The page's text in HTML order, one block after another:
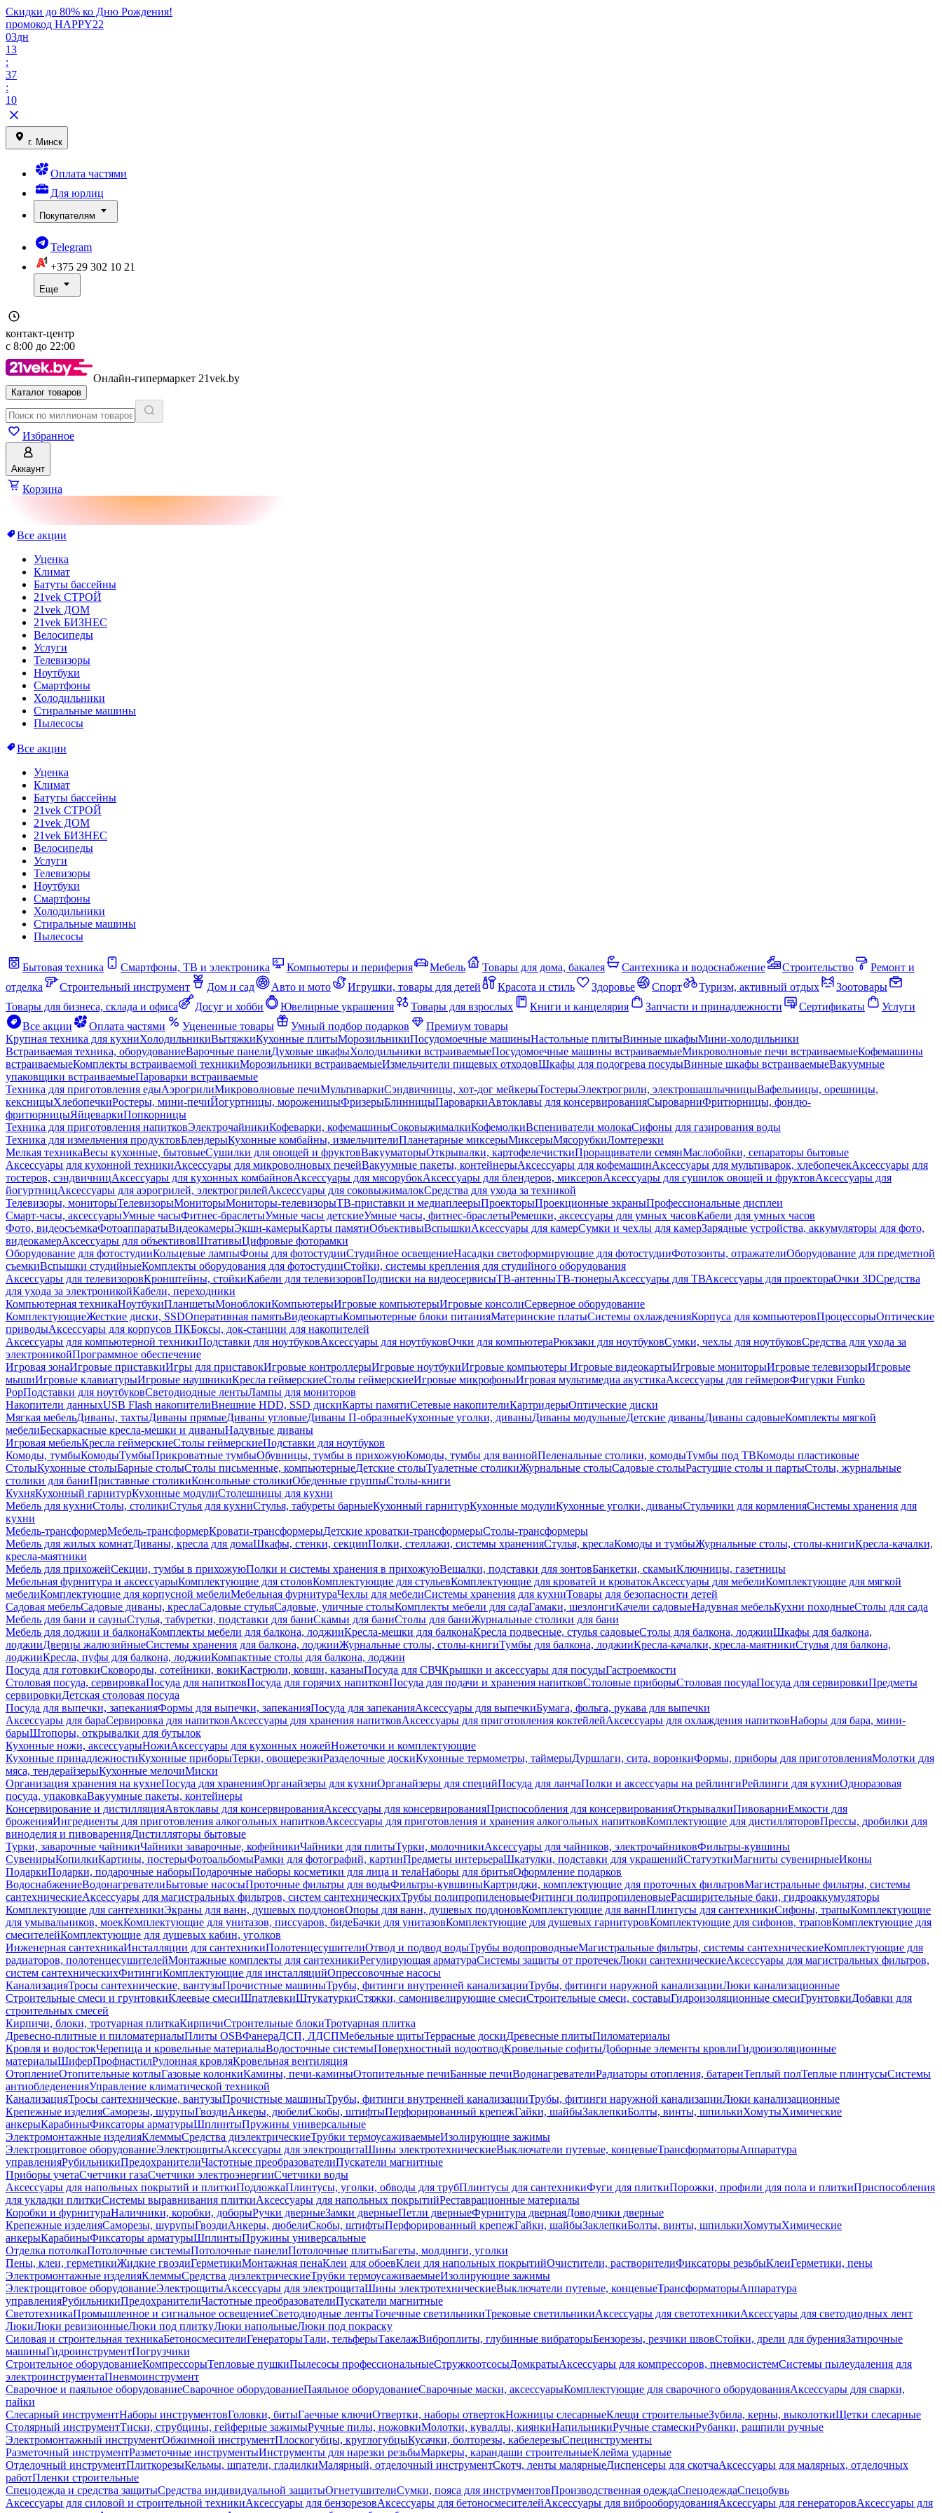
Скидки до 80% ко Дню Рождения!
промокод HAPPY22
03дн
13
:
37
:
10
г. Минск
Оплата частями
Для юрлиц
Покупателям
Telegram
+375 29 302 10 21
Еще
контакт-центр
с 8:00 до 22:00
Онлайн-гипермаркет 21vek.by
Каталог товаров
Избранное
Аккаунт
Корзина
Все акции
Уценка
Климат
Батуты бассейны
21vek СТРОЙ
21vek ДОМ
21vek БИЗНЕС
Велосипеды
Услуги
Телевизоры
Ноутбуки
Смартфоны
Холодильники
Стиральные машины
Пылесосы
Все акции
Уценка
Климат
Батуты бассейны
21vek СТРОЙ
21vek ДОМ
21vek БИЗНЕС
Велосипеды
Услуги
Телевизоры
Ноутбуки
Смартфоны
Холодильники
Стиральные машины
Пылесосы
Бытовая техника Смартфоны, ТВ и электроника Компьютеры и периферия Мебель Товары для дома, бакалея Сантехника и водоснабжение Строительство
Ремонт и
отделка
Строительный инструмент Дом и сад Авто и мото Игрушки, товары для детей Красота и стиль Здоровье Спорт Туризм, активный отдых
Зоотовары
Товары для бизнеса, склада и офиса
Досуг и хобби Ювелирные украшения Товары для взрослых Книги и канцелярия Запчасти и принадлежности Сертификаты
Услуги
Все акции
Оплата частями Уцененные товары Умный подбор подарков
Премиум товары
Крупная техника для кухниХолодильникиВытяжкиКухонные плитыМорозильникиПосудомоечные машиныНастольные плитыВинные шкафыМини-холодильники
Встраиваемая техника, оборудованиеВарочные панелиДуховые шкафыХолодильники встраиваемыеПосудомоечные машины встраиваемыеМикроволновые печи встраиваемыеКофемашины
встраиваемыеКомплекты встраиваемой техникиМорозильники встраиваемыеИзмельчители пищевых отходовШкафы для подогрева посудыВинные шкафы встраиваемыеВакуумные
упаковщики встраиваемыеПароварки встраиваемые
Техника для приготовления едыАэрогрилиМикроволновые печиМультиваркиСэндвичницы, хот-дог мейкерыТостерыЭлектрогрили, электрошашлычницыВафельницы, орешницы,
кексницыХлебопечкиРостеры, мини-печиЙогуртницы, мороженицыФризерыБлинницыПароваркиАвтоклавы для консервированияСыроварниФритюрницы, фондю-
фритюрницыЯйцеваркиПопкорницы
Техника для приготовления напитковЭлектрочайникиКофеварки, кофемашиныСоковыжималкиКофемолкиВспениватели молокаСифоны для газирования воды
Техника для измельчения продуктовБлендерыКухонные комбайны, измельчителиПланетарные миксерыМиксерыМясорубкиЛомтерезки
Мелкая техникаВесы кухонные, бытовыеСушилки для овощей и фруктовВакууматорыОткрывалки, картофелечисткиПроращиватели семянМаслобойки, сепараторы бытовые
Аксессуары для кухонной техникиАксессуары для микроволновых печейВакуумные пакеты, контейнерыАксессуары для кофемашинАксессуары для мультиварок, хлебопечекАксессуары для
тостеров, сэндвичницАксессуары для кухонных комбайновАксессуары для мясорубокАксессуары для блендеров, миксеровАксессуары для сушилок овощей и фруктовАксессуары для
йогуртницАксессуары для аэрогрилей, электрогрилейАксессуары для соковыжималокСредства для ухода за техникой
Телевизоры, мониторыТелевизорыМониторыМониторы-телевизорыТВ-приставки и медиаплеерыПроекторыПроекционные экраныПрофессиональные дисплеи
Смарт-часы, аксессуарыУмные часыФитнес-браслетыУмные часы детскиеУмные часы, фитнес-браслетыРемешки, аксессуары для умных часовКабели для умных часов
Фото, видеосъемкаФотоаппаратыВидеокамерыЭкшн-камерыКарты памятиОбъективыВспышкиАксессуары для камерСумки и чехлы для камерЗарядные устройства, аккумуляторы для фото,
видеокамерАксессуары для объективовШтативыЦифровые фоторамки
Оборудование для фотостудииКольцевые лампыФоны для фотостудииСтудийное освещениеНасадки светоформирующие для фотостудииФотозонты, отражателиОборудование для предметной
съемкиВспышки студийныеКомплекты оборудования для фотостудииСтойки, системы крепления для студийного оборудования
Аксессуары для телевизоровКронштейны, стойкиКабели для телевизоровПодписки на видеосервисыТВ-антенныТВ-тюнерыАксессуары для ТВАксессуары для проектораОчки 3DСредства
для ухода за электроникойКабели, переходники
Компьютерная техникаНоутбукиПланшетыМоноблокиКомпьютерыИгровые компьютерыИгровые консолиСерверное оборудование
КомплектующиеЖесткие диски, SSDОперативная памятьВидеокартыКомпьютерные блоки питанияМатеринские платыСистемы охлажденияКорпуса для компьютеровПроцессорыОптические
приводыАксессуары для корпусов ПКБоксы, док-станции для накопителей
Аксессуары для компьютерной техникиПодставки для ноутбуковАксессуары для ноутбуковОчки для компьютераРюкзаки для ноутбуковСумки, чехлы для ноутбуковСредства для ухода за
электроникойПрограммное обеспечение
Игровая зонаИгровые приставкиИгры для приставокИгровые контроллерыИгровые ноутбукиИгровые компьютеры Игровые видеокартыИгровые мониторыИгровые телевизорыИгровые
мышиИгровые клавиатурыИгровые наушникиКресла геймерскиеСтолы геймерскиеИгровые микрофоныИгровая мультимедиа акустикаАксессуары для геймеровФигурки Funko
PopПодставки для ноутбуковСветодиодные лентыЛампы для мониторов
Накопители данныхUSB Flash накопителиВнешние HDD, SSD дискиКарты памятиСетевые накопителиКартридерыОптические диски
Мягкая мебельДиваны, тахтыДиваны прямыеДиваны угловыеДиваны П-образныеКухонные уголки, диваныДиваны модульныеДетские диваныДиваны садовыеКомплекты мягкой
мебелиБескаркасные кресла-мешки и диваныНадувные диваны
Игровая мебельКресла геймерскиеСтолы геймерскиеПодставки для ноутбуков
Комоды, тумбыКомодыТумбыПрикроватные тумбыОбувницы, тумбы в прихожуюКомоды, тумбы для ваннойПеленальные столики, комодыТумбы под ТВКомоды пластиковые
СтолыКухонные столыБарные столыСтолы письменные, компьютерныеДетские столыТуалетные столикиЖурнальные столыСадовые столыРастущие столы и партыСтолы, журнальные
столики для баниПриставные столикиКонсольные столикиОбеденные группыСтолы-книги
КухняКухонный гарнитурКухонные модулиСтолешницы для кухни
Мебель для кухниСтолы, столикиСтулья для кухниСтулья, табуреты барныеКухонный гарнитурКухонные модулиКухонные уголки, диваныСтульчики для кормленияСистемы хранения для
кухни
Мебель-трансформерМебель-трансформерКровати-трансформерыДетские кроватки-трансформерыСтолы-трансформеры
Мебель для жилых комнатДиваны, кресла для домаШкафы, стенки, секцииПолки, стеллажи, системы храненияСтулья, креслаКомоды и тумбыЖурнальные столы, столы-книгиКресла-качалки,
кресла-маятники
Мебель для прихожейСекции, тумбы в прихожуюПолки и системы хранения в прихожуюВешалки, подставки для зонтовБанкетки, скамьиКлючницы, газетницы
Мебельная фурнитура и аксессуарыКомплектующие для столовКомплектующие для стульевКомплектующие для кроватей и кроватокАксессуары для мебелиКомплектующие для мягкой
мебелиКомплектующие для корпусной мебелиМебельная фурнитураЧехлы для мебелиСистемы хранения для кухниТовары для безопасности детей
Садовая мебельСадовые диваны, креслаСадовые стульяСадовые, уличные столыКомплекты мебели для садаГамаки, шезлонгиКачели садовыеНадувная мебельКухни походныеСтолы для сада
Мебель для бани и сауныСтулья, табуретки, подставки для баниСкамьи для баниСтолы для баниЖурнальные столики для бани
Мебель для лоджии и балконаКомплекты мебели для балкона, лоджииКресла-мешки для балконаКресла подвесные, стулья садовыеСтолы для балкона, лоджииШкафы для балкона,
лоджииДверцы жалюзийныеСистемы хранения для балкона, лоджииЖурнальные столы, столы-книгиТумбы для балкона, лоджииКресла-качалки, кресла-маятникиСтулья для балкона,
лоджииКресла, пуфы для балкона, лоджииКомпактные столы для балкона, лоджии
Посуда для готовкиСковороды, сотейники, вокиКастрюли, ковши, казаныПосуда для СВЧКрышки и аксессуары для посудыГастроемкости
Столовая посуда, сервировкаПосуда для напитковПосуда для горячих напитковПосуда для подачи и хранения напитковСтоловые приборыСтоловая посудаПосуда для сервировкиПредметы
сервировкиДетская столовая посуда
Посуда для выпечки, запеканияФормы для выпечки, запеканияПосуда для запеканияАксессуары для выпечкиБумага, фольга, рукава для выпечки
Аксессуары для бараСервировка для напитковАксессуары для хранения напитковАксессуары для приготовления коктейлейАксессуары для охлаждения напитковНаборы для бара, мини-
барыШтопоры, открывалки для бутылок
Кухонные ножи, аксессуарыНожиАксессуары для кухонных ножейНожеточки и комплектующие
Кухонные принадлежностиКухонные приборыТерки, овощерезкиРазделочные доскиКухонные термометры, таймерыДуршлаги, сита, воронкиФормы, приборы для приготовленияМолотки для
мяса, тендерайзерыКухонные мелочиМиски
Организация хранения на кухнеПосуда для храненияОрганайзеры для кухниОрганайзеры для специйПосуда для ланчаПолки и аксессуары на рейлингиРейлинги для кухниОдноразовая
посуда, упаковкаВакуумные пакеты, контейнеры
Консервирование и дистилляцияАвтоклавы для консервированияАксессуары для консервированияПриспособления для консервированияОткрывалкиПивоварниЕмкости для
броженияИнгредиенты для приготовления алкогольных напитковАксессуары для приготовления и хранения алкогольных напитковКомплектующие для дистилляторовПрессы, дробилки для
виноделия и пивоваренияДистилляторы бытовые
Турки, заварочные чайникиЧайники заварочные, кофейникиЧайники для плитыТурки, молочникиАксессуары для чайников, электрочайниковФильтры-кувшины
СувенирыКопилкиКартины, постерыФотоальбомыРамки для фотографий, картинПредметы интерьераШкатулки, подставки для украшенийСтатуэткиМагниты сувенирныеИконы
ПодаркиПодарки, подарочные наборыПодарочные наборы косметики для лица и телаНаборы для бритьяОформление подарков
ВодоснабжениеВодонагревателиБытовые насосыПроточные фильтры для водыФильтры-кувшиныКартриджи, комплектующие для проточных фильтровМагистральные фильтры, системы
сантехническиеАксессуары для магистральных фильтров, систем сантехническихТрубы полипропиленовыеФитинги полипропиленовыеРасширительные баки, гидроаккумуляторы
Комплектующие для сантехникиЭкраны для ванн, душевых поддоновОпоры для ванн, душевых поддоновКомплектующие для ваннПлинтусы для сантехникиСифоны, трапыКомплектующие
для умывальников, моекКомплектующие для унитазов, писсуаров, бидеБачки для унитазовКомплектующие для душевых гарнитуровКомплектующие для сифонов, траповКомплектующие для
смесителейКомплектующие для душевых кабин, уголков
Инженерная сантехникаИнсталляции для сантехникиПолотенцесушителиОтвод и подвод водыТрубы водопроводныеМагистральные фильтры, системы сантехническиеКомплектующие для
радиаторов, полотенцесушителейМонтажные комплекты для сантехникиРегулирующая арматураСистемы защиты от протечекЛюки сантехническиеАксессуары для магистральных фильтров,
систем сантехническихФитингиКомплектующие для инсталляцийОпрессовочные насосы
КанализацияТросы сантехнические, вантузыПрочистные машиныТрубы, фитинги внутренней канализацииТрубы, фитинги наружной канализацииЛюки канализационные
Строительные смеси и грунтовкиКлеевые смесиШпатлевкиШтукатуркиСтяжки, самонивелирующие смесиСтроительные смеси, составыГидроизоляционные смесиГрунтовкиДобавки для
строительных смесей
Кирпичи, блоки, тротуарная плиткаКирпичиСтроительные блокиТротуарная плитка
Древесно-плитные и пиломатериалыПлиты OSBФанераДСП, ЛДСПМебельные щитыТеррасные доскиДревесные плитыПиломатериалы
Кровля и водостокЧерепица и кровельные материалыВодосточные системыПоверхностный водоотводКровельные софитыДоборные элементы кровлиГидроизоляционные
материалыШиферПрофнастилРулонная кровляКровельная вентиляция
ОтоплениеОтопительные котлыГазовые колонкиКамины, печи-каминыОтопительные печиБанные печиВодонагревателиРадиаторы отопления, батареиТеплый полТеплые плинтусыСистемы
антиобледененияУправление климатической техникой
КанализацияТросы сантехнические, вантузыПрочистные машиныТрубы, фитинги внутренней канализацииТрубы, фитинги наружной канализацииЛюки канализационные
Крепежные изделияСаморезы, шурупыГвоздиАнкеры, дюбелиСкобы, штифтыПерфорированный крепежГайки, шайбыЗаклепкиБолты, винты, шпилькиХомутыХимические
анкерыКарабиныФиксаторы арматурыШплинтыПружины универсальные
Электромонтажные изделияКлеммыСредства диэлектрическиеТрубки термоусаживаемыеИзолирующие зажимы
Электрощитовое оборудованиеЭлектрощитыАксессуары для электрощитаШины электротехническиеВыключатели путевые, концевыеТрансформаторыАппаратура
управленияРубильникиПредохранителиЧастотные преобразователиПускатели магнитные
Приборы учетаСчетчики газаСчетчики электроэнергииСчетчики воды
Аксессуары для напольных покрытий и плиткиПодложкаПлинтусы, уголки, обводы для трубПлинтусы для сантехникиФуги для плиткиПорожки, профили для пола и плиткиПриспособления
для укладки плиткиСистемы выравнивания плиткиАксессуары для напольных покрытийРеставрационные материалы
Коробки и фурнитураНаличники, коробки, доборыРучки дверныеЗамки дверныеПетли дверныеФурнитура двернаяДоводчики дверные
Крепежные изделияСаморезы, шурупыГвоздиАнкеры, дюбелиСкобы, штифтыПерфорированный крепежГайки, шайбыЗаклепкиБолты, винты, шпилькиХомутыХимические
анкерыКарабиныФиксаторы арматурыШплинтыПружины универсальные
Отделка потолкаПотолочные системыПотолочные панелиПотолочные плитыБагеты, молдинги, уголки
Пены, клеи, герметикиЖидкие гвоздиГерметикиМонтажная пенаКлеи для обоевКлеи для напольных покрытийОчистители, растворителиФиксаторы резьбыКлеиГерметики, пены
Электромонтажные изделияКлеммыСредства диэлектрическиеТрубки термоусаживаемыеИзолирующие зажимы
Электрощитовое оборудованиеЭлектрощитыАксессуары для электрощитаШины электротехническиеВыключатели путевые, концевыеТрансформаторыАппаратура
управленияРубильникиПредохранителиЧастотные преобразователиПускатели магнитные
СветотехникаПромышленное и сигнальное освещениеСветодиодные лентыТочечные светильникиТрековые светильникиАксессуары для светотехникиАксессуары для светодиодных лент
ЛюкиЛюки ревизионныеЛюки под плиткуЛюки напольныеЛюки под покраску
Силовая и строительная техникаБетоносмесителиГенераторыТали, тельферыТакелажВиброплиты, глубинные вибраторыБензорезы, резчики швовСтойки, дрели для буренияЗатирочные
машиныГидроинструментПогрузчики
Строительное оборудованиеКомпрессорыТепловые пушкиПылесосы профессиональныеСтружкоотсосыДомкратыАксессуары для компрессоров, пневмосистемСистемы пылеудаления для
электроинструментаПневмоинструмент
Сварочное и паяльное оборудованиеСварочное оборудованиеПаяльное оборудованиеСварочные маски, аксессуарыКомплектующие для сварочного оборудованияАксессуары для сварки,
пайки
Слесарный инструментНаборы инструментовГоловки, битыГаечные ключиОтвертки, наборы отвертокНожницы слесарныеКлещи строительныеЗубила, керны, выколоткиЩетки слесарные
Столярный инструментТиски, струбцины, гейферные зажимыРучные пилы, ножовкиМолотки, кувалды, киянкиНапильникиРучные стамескиРубанки, рашпили ручные
Электромонтажный инструментОбжимной инструментПлоскогубцы, круглогубцыКусачки, болторезы, кабелерезыСпецинструменты
Разметочный инструментРазметочные инструментыИнструменты для нарезки резьбыМаркеры, карандаши строительныеКлейма ударные
Отделочный инструментПлиткорезыКельмы, шпатели, гладилкиМалярный, отделочный инструментСкотч, ленты малярныеДиспенсеры для скотчаАксессуары для малярных, отделочных
работПленки строительные
Спецодежда и средства защитыСредства индивидуальной защитыОгнетушителиСумки, пояса для инструментовПроизводственная одеждаСпецодеждаСпецобувь
Аксессуары для силовой и строительной техникиАксессуары для бензорезовАксессуары для бетоносмесителейАксессуары для виброоборудованияАксессуары для генераторовАксессуары для